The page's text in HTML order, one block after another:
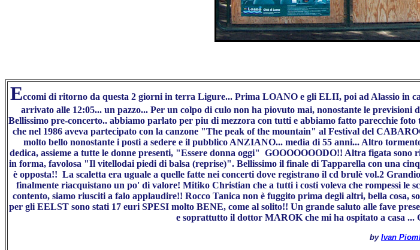
Eccomi di ritorno da questa 2 giorni in terra Ligure... Prima LOANO e gli ELII, poi ad Alassio in
arrivato alle 12:05... un pazzo... Per un colpo di culo non ha piovuto mai, nonostante le
Bellissimo pre-concerto.. abbiamo parlato per piu di mezzora con tutti e abbiamo fatto parecchie
che nel 1986 aveva partecipato con la canzone "The peak of the mountain" al Festival del
molto bello nonostante i posti a sedere e il pubblico ANZIANO... media di 55 anni... Altro
dedica, assieme a tutte le donne presenti, "Essere donna oggi" GOOOOOOODO!! Altra figata
in forma, favolosa "Il vitellodai piedi di balsa (reprise)". Bellissimo il finale di Tapparella con una
è opposta!! La scaletta era uguale a quelle fatte nei concerti dove registrano il cd brulè vol.2
finalmente riacquistano un po' di valore! Mitiko Christian che a tutti i costi voleva che rompessi le
contento, siamo riusciti a falo applaudire!! Rocco Tanica non è fuggito prima degli altri, bella cosa,
per gli EELST sono stati 17 euri SPESI molto BENE, come al solito!! Un grande saluto alle fave
e soprattutto il dottor MAROK che mi ha ospitato a
by Ivan